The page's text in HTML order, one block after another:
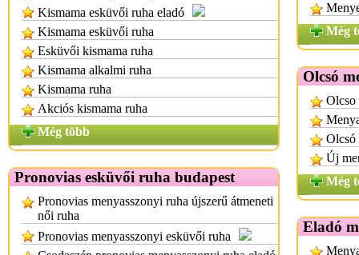
Kismama esküvői ruha eladó
Kismama esküvői ruha
Esküvői kismama ruha
Kismama alkalmi ruha
Kismama ruha
Akciós kismama ruha
Még több
Pronovias esküvői ruha budapest
Pronovias menyasszonyi ruha újszerű átmeneti
női ruha
Pronovias menyasszonyi esküvői ruha
Még
Olcsó
Olcso
Olcsó
Új
Még
Eladó